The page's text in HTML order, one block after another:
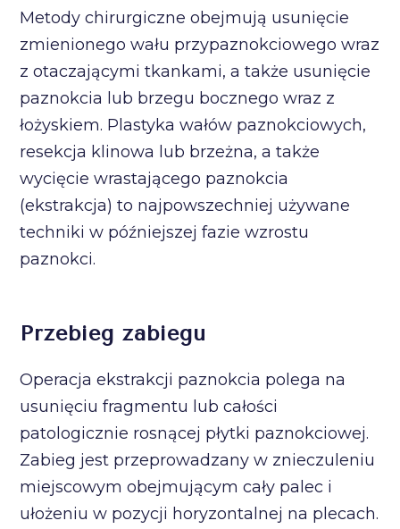
Metody chirurgiczne obejmują usunięcie
zmienionego wału przypaznokciowego wraz
z otaczającymi tkankami, a także usunięcie
paznokcia lub brzegu bocznego wraz z
łożyskiem. Plastyka wałów paznokciowych,
resekcja klinowa lub brzeżna, a także
wycięcie wrastającego paznokcia
(ekstrakcja) to najpowszechniej używane
techniki w późniejszej fazie wzrostu
paznokci.
Przebieg zabiegu
Operacja ekstrakcji paznokcia polega na
usunięciu fragmentu lub całości
patologicznie rosnącej płytki paznokciowej.
Zabieg jest przeprowadzany w znieczuleniu
miejscowym obejmującym cały palec i
ułożeniu w pozycji horyzontalnej na plecach.